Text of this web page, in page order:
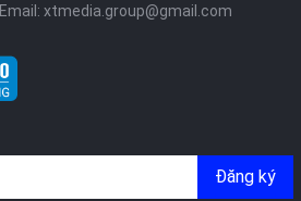
dụng Dynamic Island cùng 1 camera
cho Face ID.
xtmedia.group@gmail.com
Đăng ký